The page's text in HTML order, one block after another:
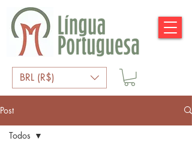
BRL (R$)
Post
Todos